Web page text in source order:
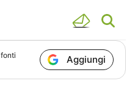
Aggiungi